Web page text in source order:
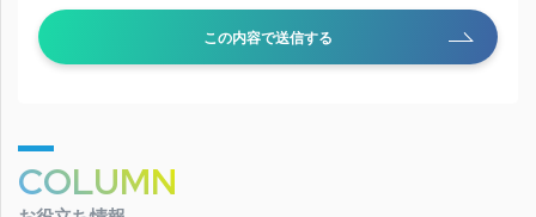
この内容で送信する
COLUMN